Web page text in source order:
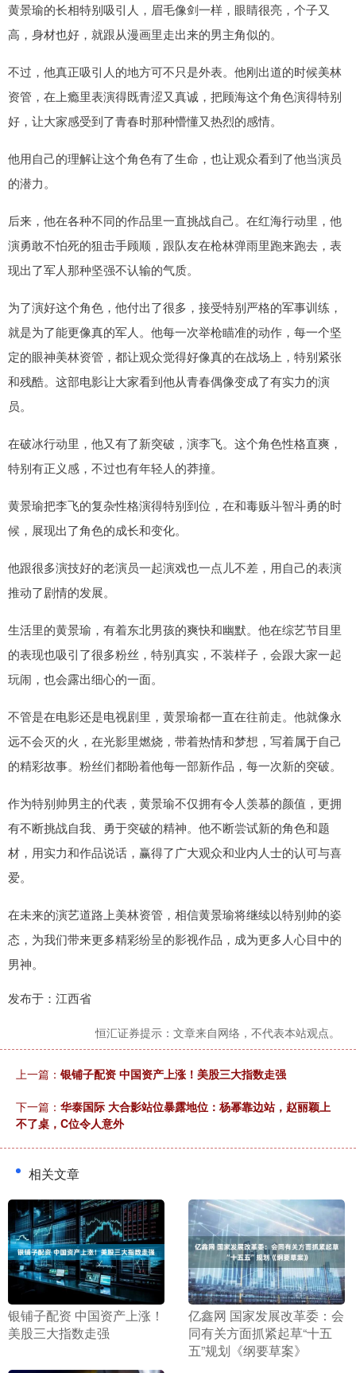
黄景瑜的长相特别吸引人，眉毛像剑一样，眼睛很亮，个子又
高，身材也好，就跟从漫画里走出来的男主角似的。
不过，他真正吸引人的地方可不只是外表。他刚出道的时候美林
资管，在上瘾里表演得既青涩又真诚，把顾海这个角色演得特别
好，让大家感受到了青春时那种懵懂又热烈的感情。
他用自己的理解让这个角色有了生命，也让观众看到了他当演员
的潜力。
后来，他在各种不同的作品里一直挑战自己。在红海行动里，他
演勇敢不怕死的狙击手顾顺，跟队友在枪林弹雨里跑来跑去，表
现出了军人那种坚强不认输的气质。
为了演好这个角色，他付出了很多，接受特别严格的军事训练，
就是为了能更像真的军人。他每一次举枪瞄准的动作，每一个坚
定的眼神美林资管，都让观众觉得好像真的在战场上，特别紧张
和残酷。这部电影让大家看到他从青春偶像变成了有实力的演
员。
在破冰行动里，他又有了新突破，演李飞。这个角色性格直爽，
特别有正义感，不过也有年轻人的莽撞。
黄景瑜把李飞的复杂性格演得特别到位，在和毒贩斗智斗勇的时
候，展现出了角色的成长和变化。
他跟很多演技好的老演员一起演戏也一点儿不差，用自己的表演
推动了剧情的发展。
生活里的黄景瑜，有着东北男孩的爽快和幽默。他在综艺节目里
的表现也吸引了很多粉丝，特别真实，不装样子，会跟大家一起
玩闹，也会露出细心的一面。
不管是在电影还是电视剧里，黄景瑜都一直在往前走。他就像永
远不会灭的火，在光影里燃烧，带着热情和梦想，写着属于自己
的精彩故事。粉丝们都盼着他每一部新作品，每一次新的突破。
作为特别帅男主的代表，黄景瑜不仅拥有令人羡慕的颜值，更拥
有不断挑战自我、勇于突破的精神。他不断尝试新的角色和题
材，用实力和作品说话，赢得了广大观众和业内人士的认可与喜
爱。
在未来的演艺道路上美林资管，相信黄景瑜将继续以特别帅的姿
态，为我们带来更多精彩纷呈的影视作品，成为更多人心目中的
男神。
发布于：江西省
恒汇证券提示：文章来自网络，不代表本站观点。
上一篇： 银铺子配资 中国资产上涨！美股三大指数走强
下一篇： 华泰国际 大合影站位暴露地位：杨幂靠边站，赵丽颖上
不了桌，C位令人意外
相关文章
​银铺子配资 中国资产上涨！
美股三大指数走强
​亿鑫网 国家发展改革委：会
同有关方面抓紧起草“十五
五”规划《纲要草案》